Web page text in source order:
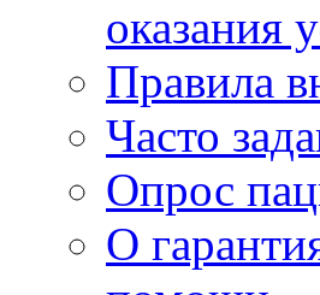
оказания
Правила
Часто
Опрос
О